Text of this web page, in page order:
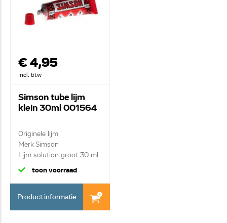
€ 4,95
Incl. btw
Simson tube lijm
klein 30ml 001564
Originele lijm
Merk Simson
Lijm solution groot 30 ml
toon voorraad
Product informatie